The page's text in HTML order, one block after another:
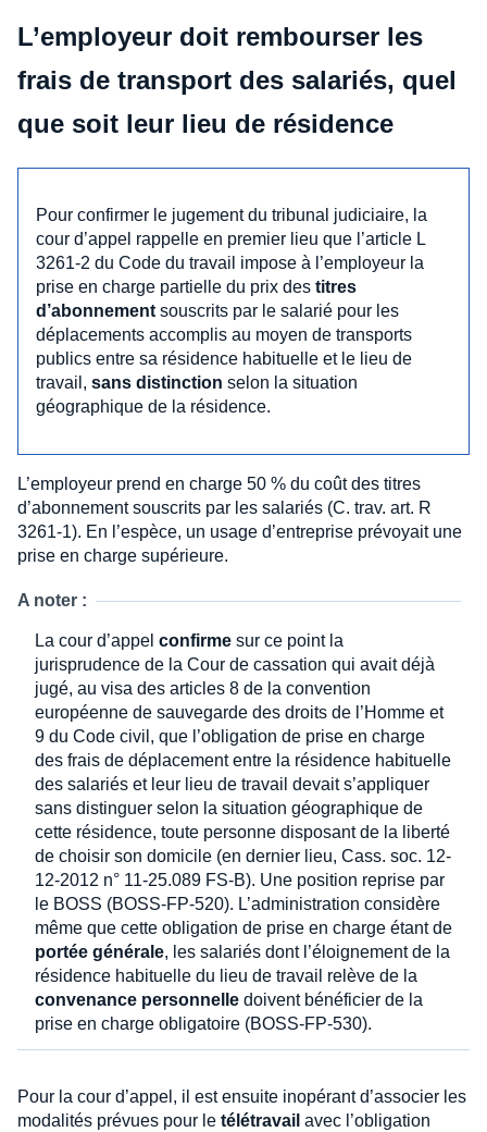
L’employeur doit rembourser les
frais de transport des salariés, quel
que soit leur lieu de résidence
Pour confirmer le jugement du tribunal judiciaire, la
cour d’appel rappelle en premier lieu que l’article L
3261-2 du Code du travail impose à l’employeur la
prise en charge partielle du prix des titres
d’abonnement souscrits par le salarié pour les
déplacements accomplis au moyen de transports
publics entre sa résidence habituelle et le lieu de
travail, sans distinction selon la situation
géographique de la résidence.
L’employeur prend en charge 50 % du coût des titres
d’abonnement souscrits par les salariés (C. trav. art. R
3261-1). En l’espèce, un usage d’entreprise prévoyait une
prise en charge supérieure.
A noter :
La cour d’appel confirme sur ce point la
jurisprudence de la Cour de cassation qui avait déjà
jugé, au visa des articles 8 de la convention
européenne de sauvegarde des droits de l’Homme et
9 du Code civil, que l’obligation de prise en charge
des frais de déplacement entre la résidence habituelle
des salariés et leur lieu de travail devait s’appliquer
sans distinguer selon la situation géographique de
cette résidence, toute personne disposant de la liberté
de choisir son domicile (en dernier lieu, Cass. soc. 12-
12-2012 n° 11-25.089 FS-B). Une position reprise par
le BOSS (BOSS-FP-520). L’administration considère
même que cette obligation de prise en charge étant de
portée générale, les salariés dont l’éloignement de la
résidence habituelle du lieu de travail relève de la
convenance personnelle doivent bénéficier de la
prise en charge obligatoire (BOSS-FP-530).
Pour la cour d’appel, il est ensuite inopérant d’associer les
modalités prévues pour le télétravail avec l’obligation